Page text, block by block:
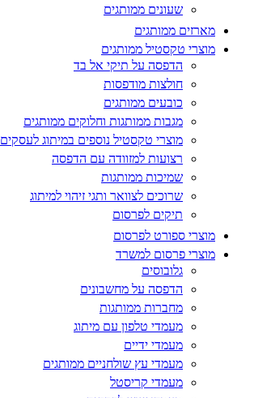
שעונים ממותגים
מארזים ממותגים
מוצרי טקסטיל ממותגים
הדפסה על תיקי אל בד
חולצות מודפסות
כובעים ממותגים
מגבות ממותגות וחלוקים ממותגים
מוצרי טקסטיל נוספים במיתוג לעסקים
רצועות למזוודה עם הדפסה
שמיכות ממותגות
שרוכים לצוואר ותגי זיהוי למיתוג
תיקים לפרסום
מוצרי ספורט לפרסום
מוצרי פרסום למשרד
גלובוסים
הדפסה על מחשבונים
מחברות ממותגות
מעמדי טלפון עם מיתוג
מעמדי ידיים
מעמדי עץ שולחניים ממותגים
מעמדי קריסטל